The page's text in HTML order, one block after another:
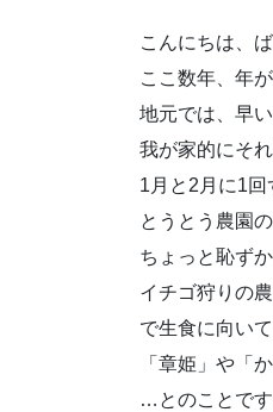
こんにちは、
ここ数年、年
地元では、早
我が家的にそ
1月と2月に1回
とうとう農園
ちょっと恥ず
イチゴ狩りの
で生食に向いて
「章姫」や「
…とのことです